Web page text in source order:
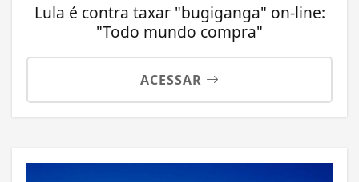
Lula é contra taxar "bugiganga" on-line:
"Todo mundo compra"
ACESSAR